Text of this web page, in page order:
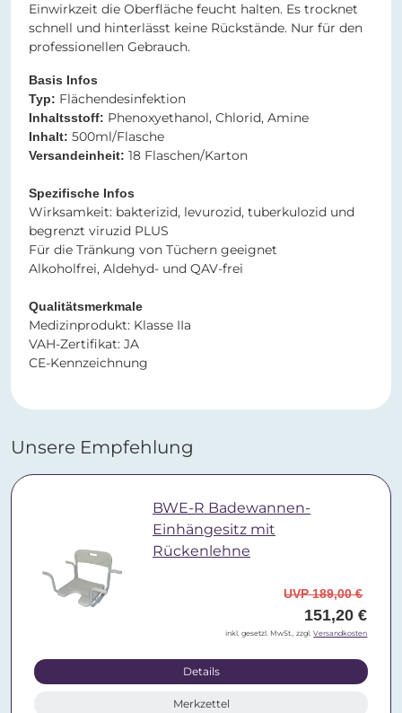
Einwirkzeit die Oberfläche feucht halten. Es trocknet
schnell und hinterlässt keine Rückstände. Nur für den
professionellen Gebrauch.
Basis Infos
Typ: Flächendesinfektion
Inhaltsstoff: Phenoxyethanol, Chlorid, Amine
Inhalt: 500ml/Flasche
Versandeinheit: 18 Flaschen/Karton
Spezifische Infos
Wirksamkeit: bakterizid, levurozid, tuberkulozid und
begrenzt viruzid PLUS
Für die Tränkung von Tüchern geeignet
Alkoholfrei, Aldehyd- und QAV-frei
Qualitätsmerkmale
Medizinprodukt: Klasse IIa
VAH-Zertifikat: JA
CE-Kennzeichnung
Unsere Empfehlung
BWE-R Badewannen-
Einhängesitz mit
Rückenlehne
UVP 189,00 €
151,20 €
inkl. gesetzl. MwSt., zzgl.Versandkosten
Details
Merkzettel